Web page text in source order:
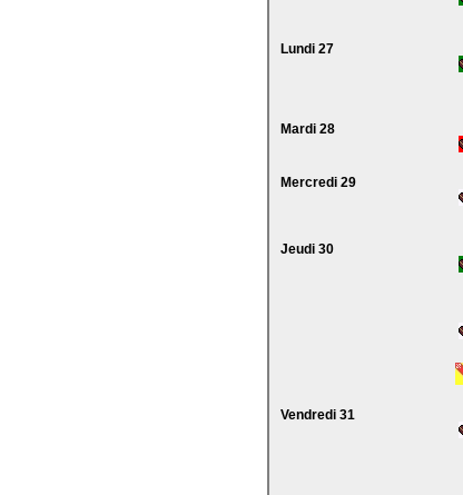
Lundi 27
Mardi 28
Mercredi 29
Jeudi 30
Vendredi 31